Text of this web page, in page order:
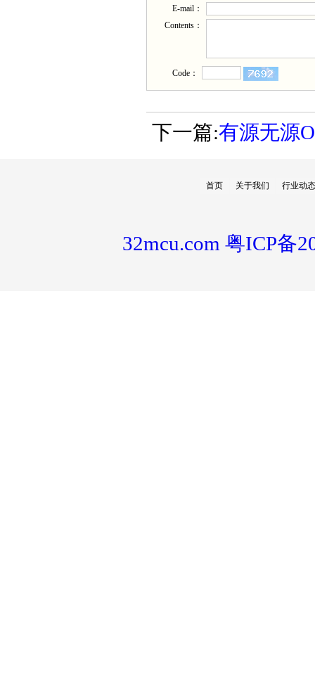
E-mail：
Contents：
Code：
下一篇:有源无源
首页 关于我们 行业动态
32mcu.com 粤ICP备